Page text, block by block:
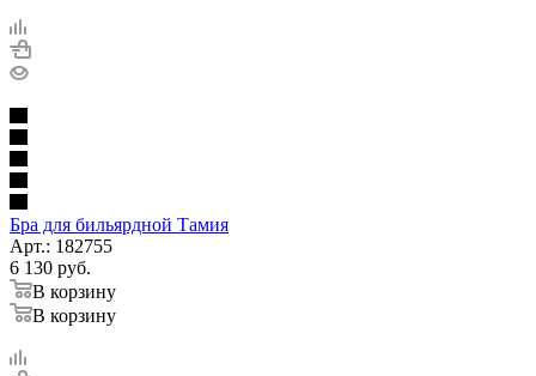
Бра для бильярдной Тамия
Арт.: 182755
6 130 руб.
В корзину
В корзину